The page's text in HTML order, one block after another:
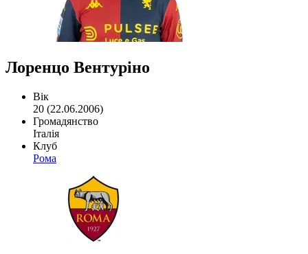
Лоренцо Вентуріно
Вік
20 (22.06.2006)
Громадянство
Італія
Клуб
Рома